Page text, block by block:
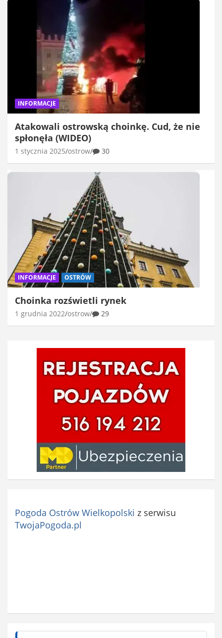
INFORMACJE
Atakowali ostrowską choinkę. Cud, że nie
spłonęła (WIDEO)
1 stycznia 2025 ostrow 30
INFORMACJE OSTRÓW
Choinka rozświetli rynek
1 grudnia 2022 ostrow 29
Pogoda Ostrów Wielkopolski z serwisu
TwojaPogoda.pl